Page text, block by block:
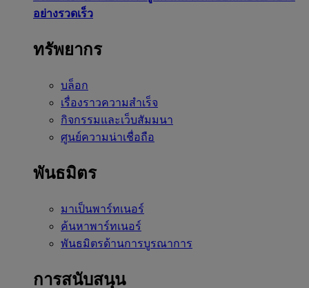
อย่างรวดเร็ว
ทรัพยากร
บล็อก
เรื่องราวความสำเร็จ
กิจกรรมและเว็บสัมมนา
ศูนย์ความน่าเชื่อถือ
พันธมิตร
มาเป็นพาร์ทเนอร์
ค้นหาพาร์ทเนอร์
พันธมิตรด้านการบูรณาการ
การสนับสนุน